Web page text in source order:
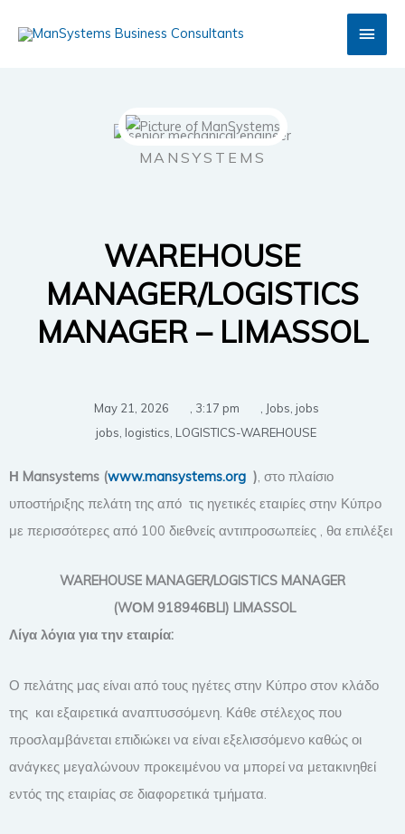
Main
MANSYSTEMS
WAREHOUSE
MANAGER/LOGISTICS
MANAGER – LIMASSOL
May 21, 2026 3:17 pm Jobs jobs
jobs logistics LOGISTICS-WAREHOUSE
Η Mansystems (www.mansystems.org ), στο πλαίσιο
υποστήριξης πελάτη της από τις ηγετικές εταιρίες στην Κύπρο
με περισσότερες από 100 διεθνείς αντιπροσωπείες , θα επιλέξει
WAREHOUSE MANAGER/LOGISTICS MANAGER
(WΟM 918946ΒLI) LIMASSOL
Λίγα λόγια για την εταιρία:
Ο πελάτης μας είναι από τους ηγέτες στην Κύπρο στον κλάδο
της και εξαιρετικά αναπτυσσόμενη. Κάθε στέλεχος που
προσλαμβάνεται επιδιώκει να είναι εξελισσόμενο καθώς οι
ανάγκες μεγαλώνουν προκειμένου να μπορεί να μετακινηθεί
εντός της εταιρίας σε διαφορετικά τμήματα.